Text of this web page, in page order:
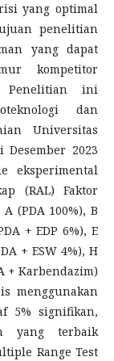
yang optimal
penelitian
yang dapat
kompetitor
ini
dan
Universitas
2023
eksperimental
(RAL) Faktor
(PDA 100%), B
+ EDP 6%), E
+ ESW 4%), H
+ Karbendazim)
menggunakan
5% signifikan,
yang terbaik
Range Test